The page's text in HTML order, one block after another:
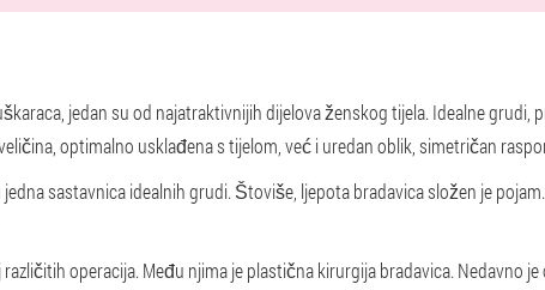
jedan su od najatraktivnijih dijelova ženskog tijela. Idealne grudi,
optimalno usklađena s tijelom, već i uredan oblik, simetričan
sastavnica idealnih grudi. Štoviše, ljepota bradavica složen je
operacija. Među njima je plastična kirurgija bradavica. Nedavno